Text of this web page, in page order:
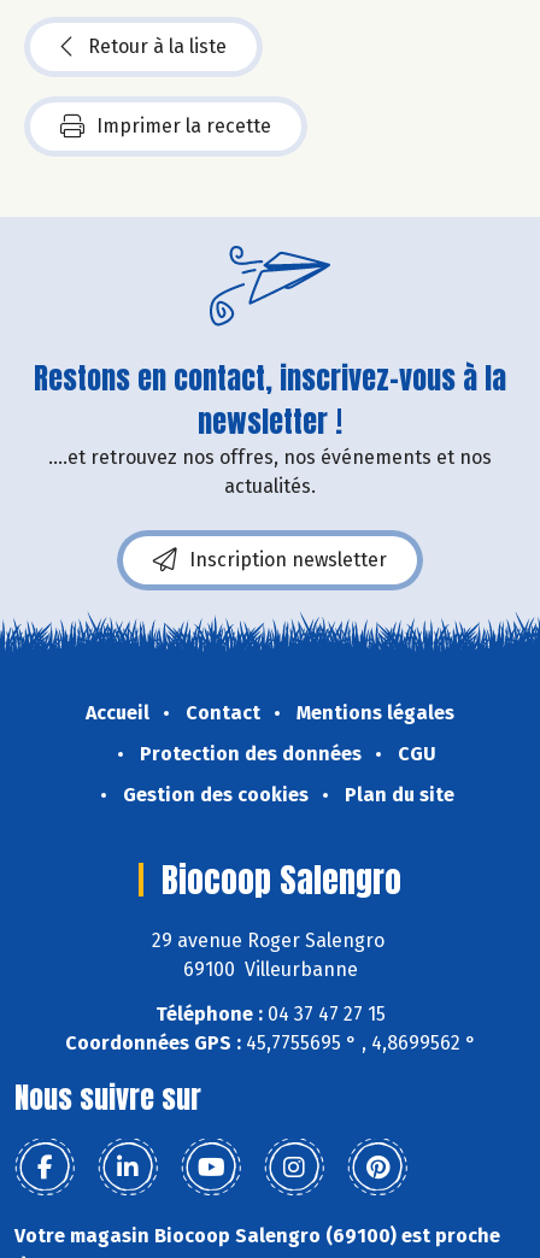
Retour à la liste
Imprimer la recette
Restons en contact, inscrivez-vous à la
newsletter !
....et retrouvez nos offres, nos événements et nos
actualités.
Inscription newsletter
Accueil Contact
Mentions légales
Protection des données
CGU
Gestion des cookies
Plan du site
Biocoop Salengro
29 avenue Roger Salengro
69100 Villeurbanne
Téléphone :04 37 47 27 15
Coordonnées GPS :45,7755695 ° , 4,8699562 °
Nous suivre sur
Votre magasin Biocoop Salengro (69100) est proche